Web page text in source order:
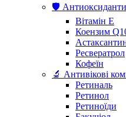
🛡️ Антиоксиданти
Вітамін Е
Коензим
Ресвератрол
Кофеїн
🔬 Антивікові
Ретиналь
Ретинол
Ретиноїди